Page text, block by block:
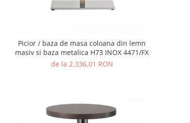
Picior / baza de masa coloana din lemn
masiv si baza metalica H73 INOX 4471/FX
de la 2.336,01 RON